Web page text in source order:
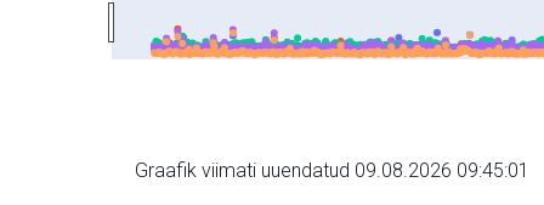
Graafik viimati uuendatud 09.08.2026 09:45:01